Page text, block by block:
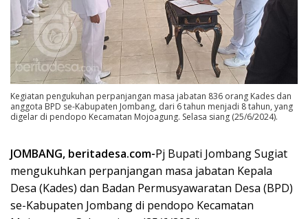
Kegiatan pengukuhan perpanjangan masa jabatan 836 orang Kades dan
anggota BPD se-Kabupaten Jombang, dari 6 tahun menjadi 8 tahun, yang
digelar di pendopo Kecamatan Mojoagung. Selasa siang (25/6/2024).
JOMBANG, beritadesa.com-Pj Bupati Jombang Sugiat
mengukuhkan perpanjangan masa jabatan Kepala
Desa (Kades) dan Badan Permusyawaratan Desa (BPD)
se-Kabupaten Jombang di pendopo Kecamatan